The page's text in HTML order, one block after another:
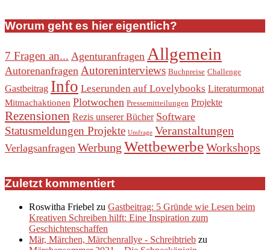
Worum geht es hier eigentlich?
7 Fragen an... Agenturanfragen Allgemein
Autorenanfragen Autoreninterviews Buchpreise Challenge
Gastbeitrag Info Leserunden auf Lovelybooks Literaturmonat
Mitmachaktionen Plotwochen Pressemitteilungen Projekte
Rezensionen Rezis unserer Bücher Software
Statusmeldungen Projekte Umfrage Veranstaltungen
Verlagsanfragen Werbung WettbewerbeWorkshops
Zuletzt kommentiert
Roswitha Friebel zu Gastbeitrag: 5 Gründe wie Lesen beim
Kreativen Schreiben hilft: Eine Inspiration zum
Geschichtenschaffen
Mär, Märchen, Märchenrallye - Schreibtrieb zu